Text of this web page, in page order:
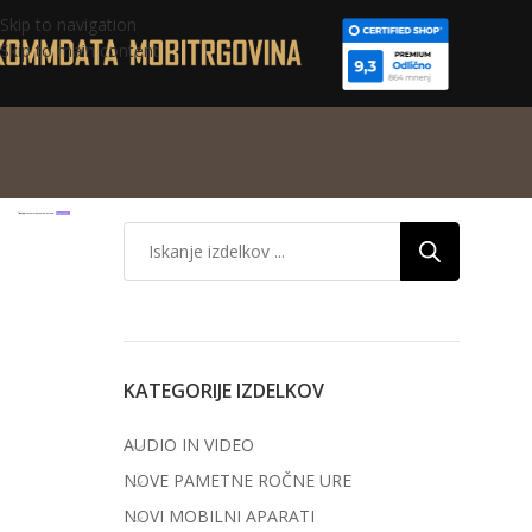
Skip to navigation
Skip to main content
KATEGORIJE IZDELKOV
AUDIO IN VIDEO
NOVE PAMETNE ROČNE URE
NOVI MOBILNI APARATI